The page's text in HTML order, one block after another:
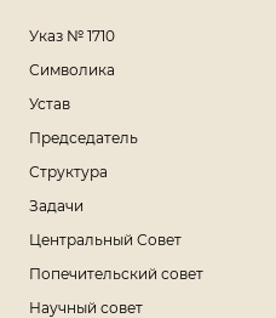
Указ № 1710
Символика
Устав
Председатель
Структура
Задачи
Центральный Совет
Попечительский совет
Научный совет